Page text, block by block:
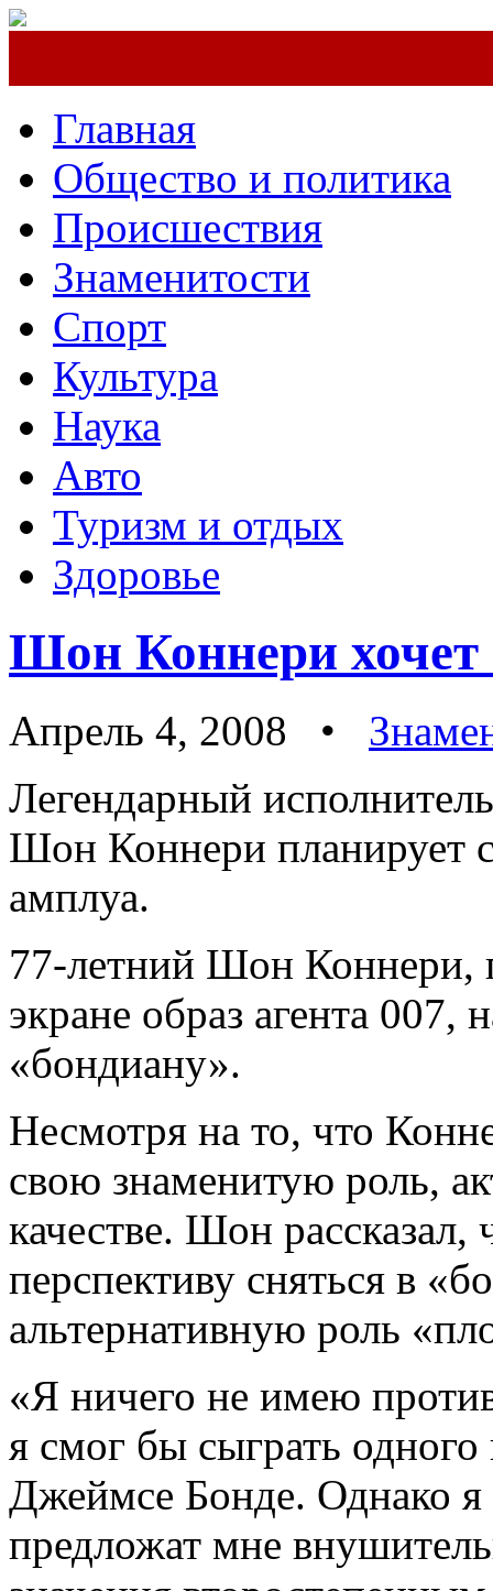
Главная
Общество и политика
Происшествия
Знаменитости
Спорт
Культура
Наука
Авто
Туризм и отдых
Здоровье
Шон Коннери хочет
Апрель 4, 2008 •
Легендарный
Шон Коннери планирует
амплуа.
77-летний Шон Коннери,
экране образ агента 007,
«бондиану».
Несмотря на то, что
свою знаменитую роль,
качестве. Шон рассказал,
перспективу сняться в
альтернативную роль
«Я ничего не имею
я смог бы сыграть
Джеймсе Бонде. Однако
предложат мне